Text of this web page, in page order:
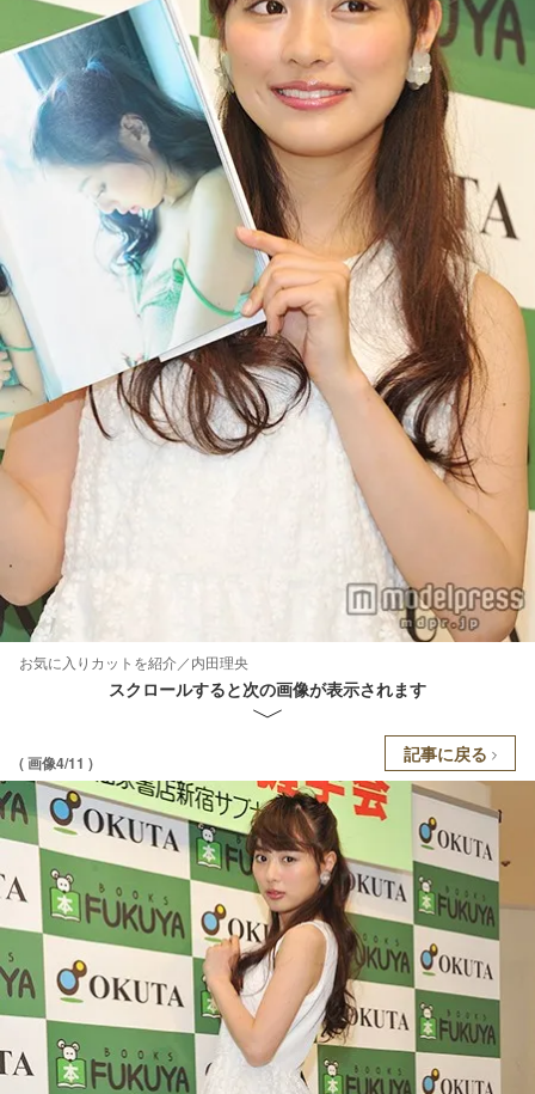
お気に入りカットを紹介／内田理央
スクロールすると次の画像が表示されます
( 画像4/11 ) 記事に戻る